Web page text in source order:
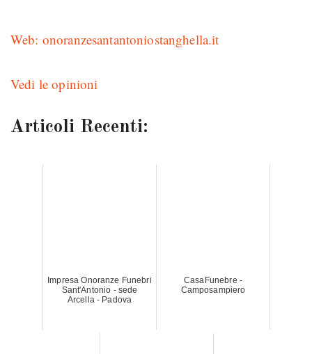
Web: onoranzesantantoniostanghella.it
Vedi le opinioni
Articoli Recenti:
Impresa Onoranze Funebri
Sant'Antonio - sede
Arcella - Padova
CasaFunebre -
Camposampiero